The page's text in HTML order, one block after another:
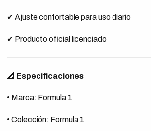
✔ Ajuste confortable para uso diario
✔ Producto oficial licenciado
📐 Especificaciones
• Marca: Formula 1
• Colección: Formula 1